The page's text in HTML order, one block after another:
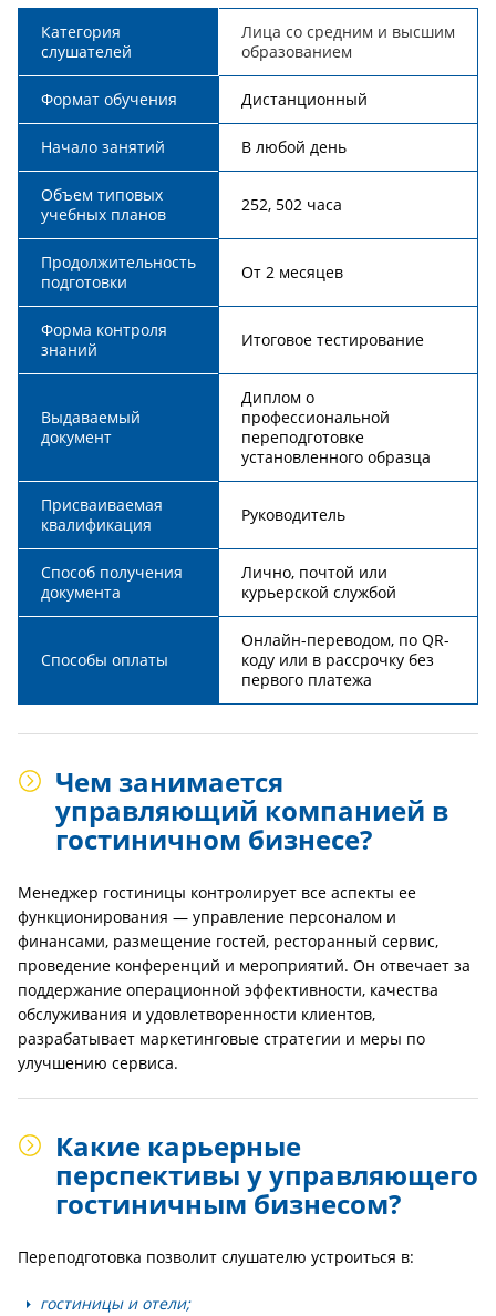
Категория
слушателей
Лица со средним и высшим
образованием
Формат обучения Дистанционный
Начало занятий В любой день
Объем типовых
учебных планов
252, 502 часа
Продолжительность
подготовки
От 2 месяцев
Форма контроля
знаний
Итоговое тестирование
Выдаваемый
документ
Диплом о
профессиональной
переподготовке
установленного образца
Присваиваемая
квалификация
Руководитель
Способ получения
документа
Лично, почтой или
курьерской службой
Способы оплаты
Онлайн-переводом, по QR-
коду или в рассрочку без
первого платежа
Чем занимается
управляющий компанией в
гостиничном бизнесе?
Менеджер гостиницы контролирует все аспекты ее
функционирования — управление персоналом и
финансами, размещение гостей, ресторанный сервис,
проведение конференций и мероприятий. Он отвечает за
поддержание операционной эффективности, качества
обслуживания и удовлетворенности клиентов,
разрабатывает маркетинговые стратегии и меры по
улучшению сервиса.
Какие карьерные
перспективы у управляющего
гостиничным бизнесом?
Переподготовка позволит слушателю устроиться в:
гостиницы и отели;